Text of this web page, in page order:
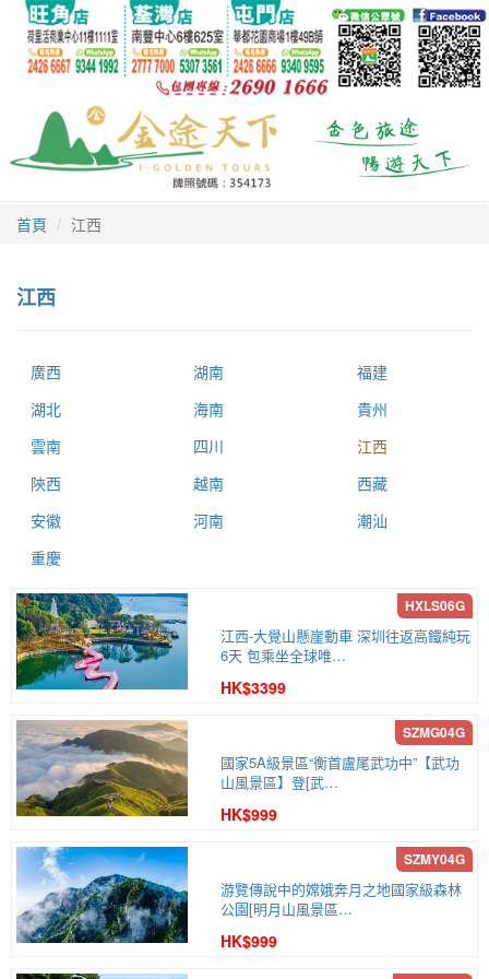
首頁 江西
江西
廣西 湖南
福建
湖北
海南
貴州
雲南
四川
江西
陝西
越南
西藏
安徽
河南
潮汕
重慶
江西-大覺山懸崖動車 深圳往返高鐵純玩
6天 包乘坐全球唯…
HK$3399
國家5A級景區“衡首盧尾武功中”【武功
山風景區】登[武…
HK$999
游覽傳說中的嫦娥奔月之地國家級森林
公園[明月山風景區…
HK$999